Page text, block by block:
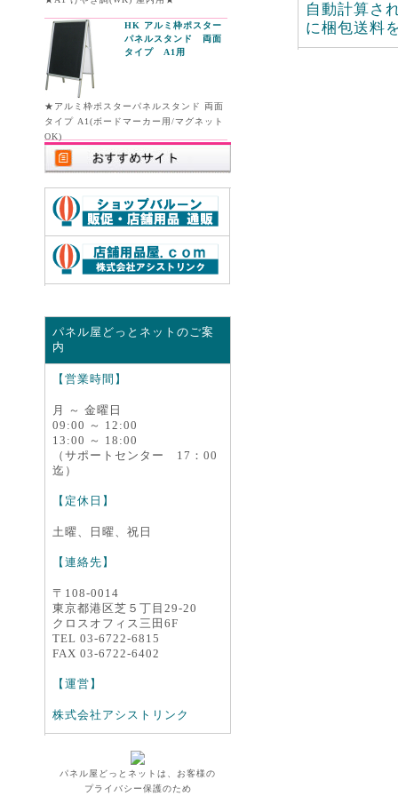
HK アルミ枠ポスター
パネルスタンド 両面
タイプ A1用
★アルミ枠ポスターパネルスタンド 両面
タイプ A1(ボードマーカー用/マグネット
OK)
パネル屋どっとネットのご案
内
【営業時間】
月 ～ 金曜日
09:00 ～ 12:00
13:00 ～ 18:00
（サポートセンター 17：00
迄）
【定休日】
土曜、日曜、祝日
【連絡先】
〒108-0014
東京都港区芝５丁目29-20
クロスオフィス三田6F
TEL 03-6722-6815
FAX 03-6722-6402
【運営】
株式会社アシストリンク
パネル屋どっとネットは、お客様の
プライバシー保護のため
自動計算さ
に梱包送料